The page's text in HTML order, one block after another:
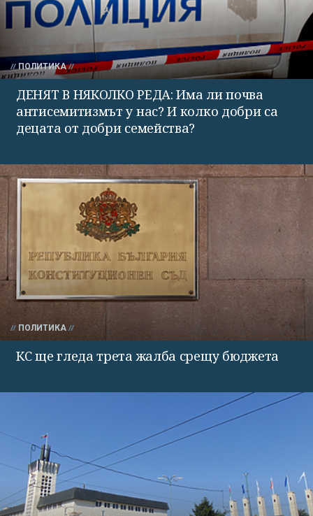
ПОЛИТИКА
ДЕНЯТ В НЯКОЛКО РЕДА: Има ли почва
антисемитизмът у нас? И колко добри са
децата от добри семейства?
ПОЛИТИКА
КС ще гледа трета жалба срещу бюджета